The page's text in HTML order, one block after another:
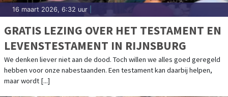
16 maart 2026, 6:32 uur
GRATIS LEZING OVER HET TESTAMENT EN
LEVENSTESTAMENT IN RIJNSBURG
We denken liever niet aan de dood. Toch willen we alles goed geregeld
hebben voor onze nabestaanden. Een testament kan daarbij helpen,
maar wordt [...]